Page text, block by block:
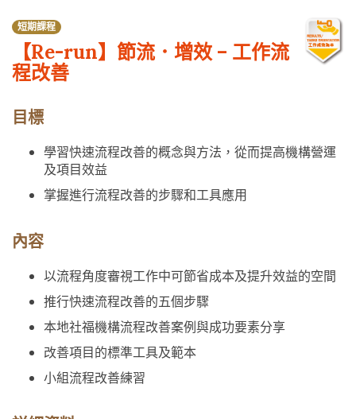
短期課程
【Re-run】節流．增效 – 工作流
程改善
目標
學習快速流程改善的概念與方法，從而提高機構營運
及項目效益
掌握進行流程改善的步驟和工具應用
內容
以流程角度審視工作中可節省成本及提升效益的空間
推行快速流程改善的五個步驟
本地社福機構流程改善案例與成功要素分享
改善項目的標準工具及範本
小組流程改善練習